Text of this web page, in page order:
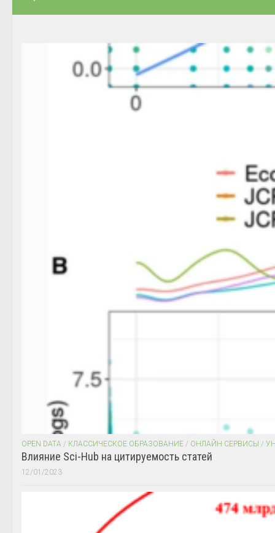
OPEN DATA / КЛАССИЧЕСКОЕ ОБРАЗОВАНИЕ / ОНЛАЙН СЕРВИСЫ /
Влияние Sci-Hub на цитируемость статей
12/01/2023